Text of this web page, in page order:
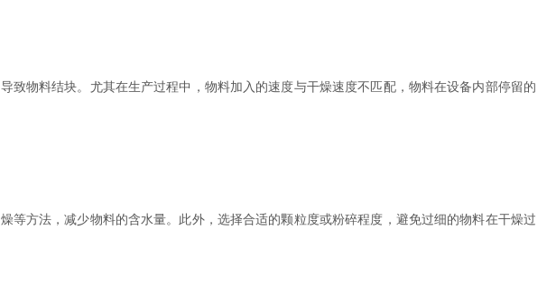
物料结块。尤其在生产过程中，物料加入的速度与干燥速度不匹配，物料在设备内部停留的
方法，减少物料的含水量。此外，选择合适的颗粒度或粉碎程度，避免过细的物料在干燥过